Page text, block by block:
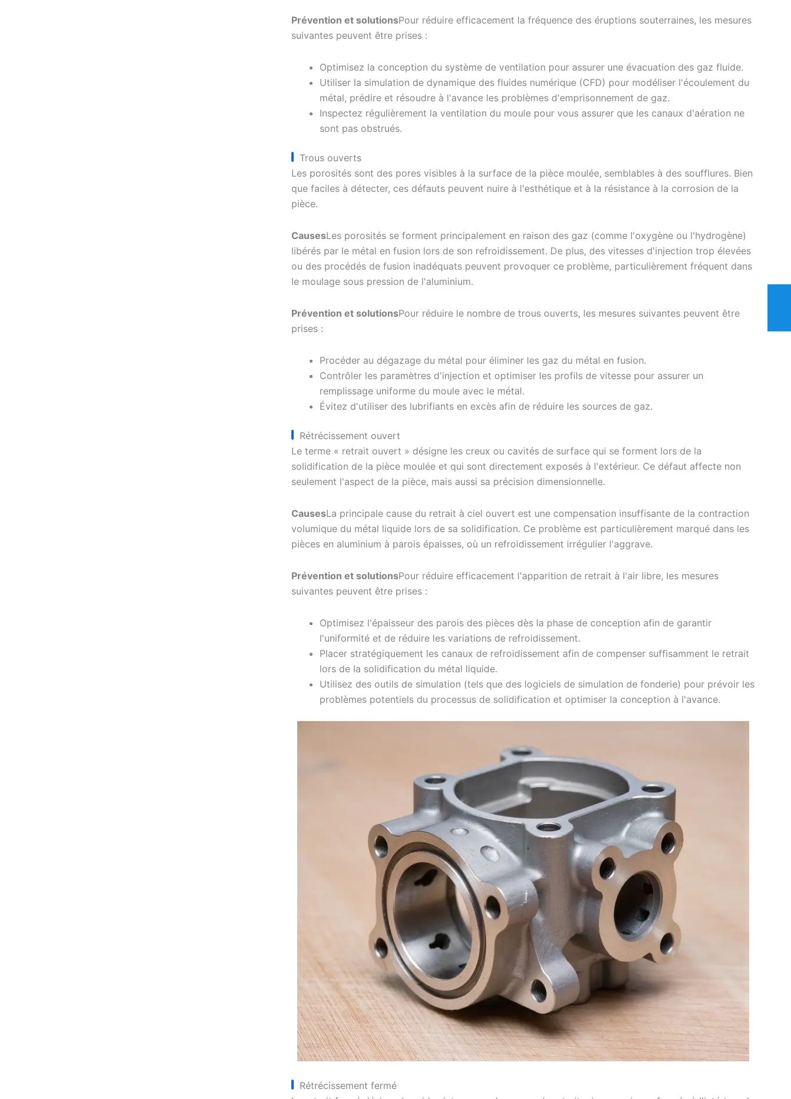
Prévention et solutionsPour réduire efficacement la fréquence des éruptions souterraines, les mesures
suivantes peuvent être prises :
Optimisez la conception du système de ventilation pour assurer une évacuation des gaz fluide.
Utiliser la simulation de dynamique des fluides numérique (CFD) pour modéliser l'écoulement du
métal, prédire et résoudre à l'avance les problèmes d'emprisonnement de gaz.
Inspectez régulièrement la ventilation du moule pour vous assurer que les canaux d'aération ne
sont pas obstrués.
Trous ouverts
Les porosités sont des pores visibles à la surface de la pièce moulée, semblables à des soufflures. Bien
que faciles à détecter, ces défauts peuvent nuire à l'esthétique et à la résistance à la corrosion de la
pièce.
CausesLes porosités se forment principalement en raison des gaz (comme l'oxygène ou l'hydrogène)
libérés par le métal en fusion lors de son refroidissement. De plus, des vitesses d'injection trop élevées
ou des procédés de fusion inadéquats peuvent provoquer ce problème, particulièrement fréquent dans
le moulage sous pression de l'aluminium.
Prévention et solutionsPour réduire le nombre de trous ouverts, les mesures suivantes peuvent être
prises :
Procéder au dégazage du métal pour éliminer les gaz du métal en fusion.
Contrôler les paramètres d'injection et optimiser les profils de vitesse pour assurer un
remplissage uniforme du moule avec le métal.
Évitez d'utiliser des lubrifiants en excès afin de réduire les sources de gaz.
Rétrécissement ouvert
Le terme « retrait ouvert » désigne les creux ou cavités de surface qui se forment lors de la
solidification de la pièce moulée et qui sont directement exposés à l'extérieur. Ce défaut affecte non
seulement l'aspect de la pièce, mais aussi sa précision dimensionnelle.
CausesLa principale cause du retrait à ciel ouvert est une compensation insuffisante de la contraction
volumique du métal liquide lors de sa solidification. Ce problème est particulièrement marqué dans les
pièces en aluminium à parois épaisses, où un refroidissement irrégulier l'aggrave.
Prévention et solutionsPour réduire efficacement l'apparition de retrait à l'air libre, les mesures
suivantes peuvent être prises :
Optimisez l'épaisseur des parois des pièces dès la phase de conception afin de garantir
l'uniformité et de réduire les variations de refroidissement.
Placer stratégiquement les canaux de refroidissement afin de compenser suffisamment le retrait
lors de la solidification du métal liquide.
Utilisez des outils de simulation (tels que des logiciels de simulation de fonderie) pour prévoir les
problèmes potentiels du processus de solidification et optimiser la conception à l'avance.
Rétrécissement fermé